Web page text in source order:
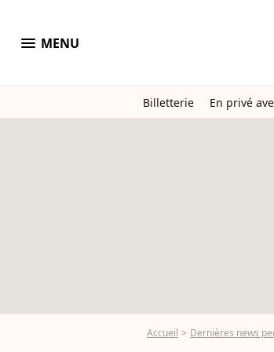
menu MENU
Billetterie En privé
Accueil Dernières news